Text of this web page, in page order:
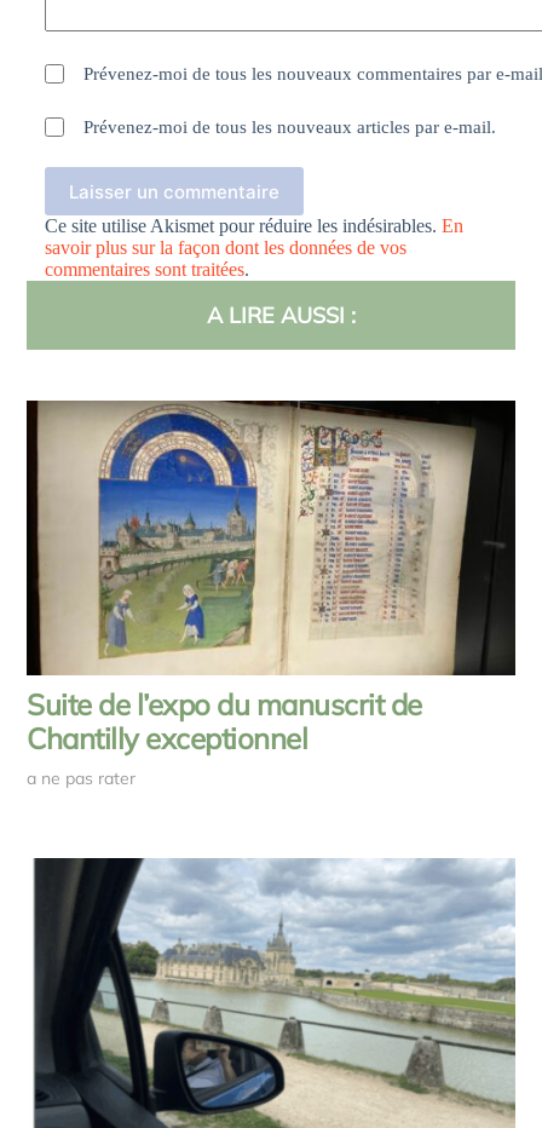
Prévenez-moi de tous les nouveaux commentaires par e-
Prévenez-moi de tous les nouveaux articles par e-mail.
Laisser un commentaire
Ce site utilise Akismet pour réduire les indésirables.En
savoir plus sur la façon dont les données de vos
commentaires sont traitées.
A LIRE AUSSI :
Suite de l’expo du manuscrit de
Chantilly exceptionnel
a ne pas rater